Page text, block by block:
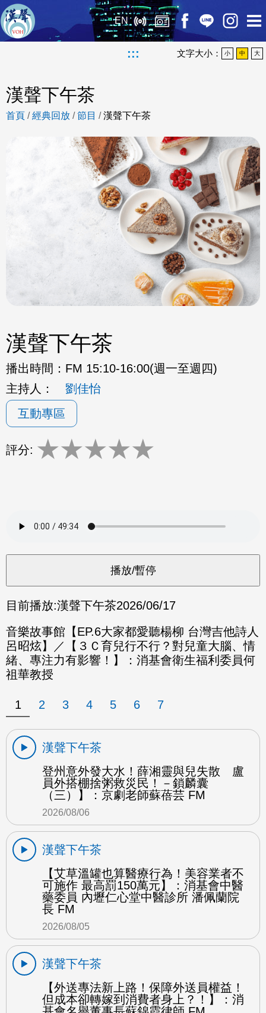
EN
::: 文字大小： 小 中 大
漢聲下午茶
首頁 /經典回放 /節目 /漢聲下午茶
漢聲下午茶
播出時間： FM 15:10-16:00(週一至週四)
主持人：
劉佳怡
互動專區
評分: ★★★★★
目前播放:漢聲下午茶2026/06/17
音樂故事館【EP.6大家都愛聽楊柳 台灣吉他詩人
呂昭炫】／【３Ｃ育兒行不行？對兒童大腦、情
緒、專注力有影響！】：消基會衛生福利委員何
祖華教授
1 2 3 4 5 6 7
漢聲下午茶
登州意外發大水！薛湘靈與兒失散 盧
員外搭棚捨粥救災民！－鎖麟囊
（三）】：京劇老師蘇蓓芸 FM
2026/08/06
漢聲下午茶
【艾草溫罐也算醫療行為！美容業者不
可施作 最高罰150萬元】：消基會中醫
藥委員 內壢仁心堂中醫診所 潘佩蘭院
長 FM
2026/08/05
漢聲下午茶
【外送專法新上路！保障外送員權益！
但成本卻轉嫁到消費者身上？！】：消